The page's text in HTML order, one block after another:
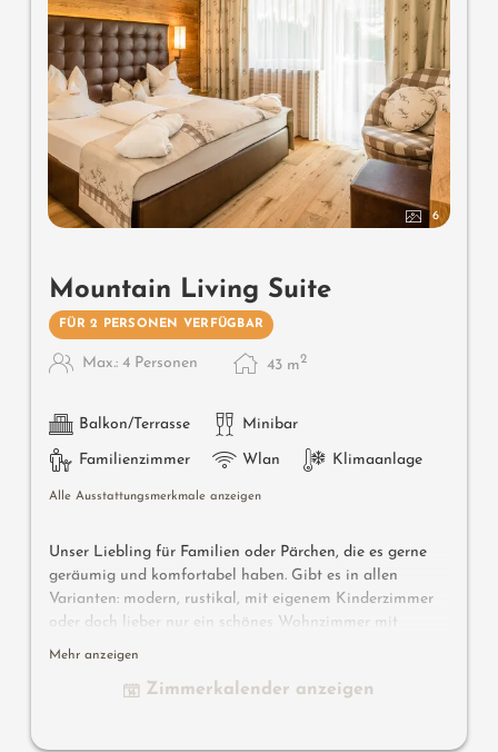
6
Mountain Living Suite
FÜR 2 PERSONEN VERFÜGBAR
Max.: 4 Personen 43 m2
Balkon/Terrasse Minibar
Familienzimmer Wlan Klimaanlage
Alle Ausstattungsmerkmale anzeigen
Unser Liebling für Familien oder Pärchen, die es gerne
geräumig und komfortabel haben. Gibt es in allen
Varianten: modern, rustikal, mit eigenem Kinderzimmer
oder doch lieber nur ein schönes Wohnzimmer mit
Couch, lieber Sonne am Morgen, nachmittags oder
Merkmale angeben.
Mehr anzeigen
Zimmerkalender anzeigen